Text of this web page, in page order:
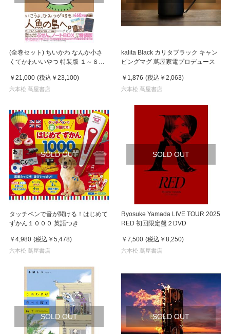
(全巻セット) ちいかわ なんか小さ
くてかわいいやつ 特装版 １～８巻
￥21,000 (税込 ￥23,100)
六本松 蔦屋書店
kalita Black カリタブラック キャン
ピングマグ 蔦屋家電プロデュース
￥1,876 (税込 ￥2,063)
六本松 蔦屋書店
SOLD OUT
タッチペンで音が聞ける！はじめて
ずかん１０００ 英語つき
￥4,980 (税込 ￥5,478)
六本松 蔦屋書店
SOLD OUT
Ryosuke Yamada LIVE TOUR 2025
RED 初回限定盤２DVD
￥7,500 (税込 ￥8,250)
六本松 蔦屋書店
SOLD OUT SOLD OUT